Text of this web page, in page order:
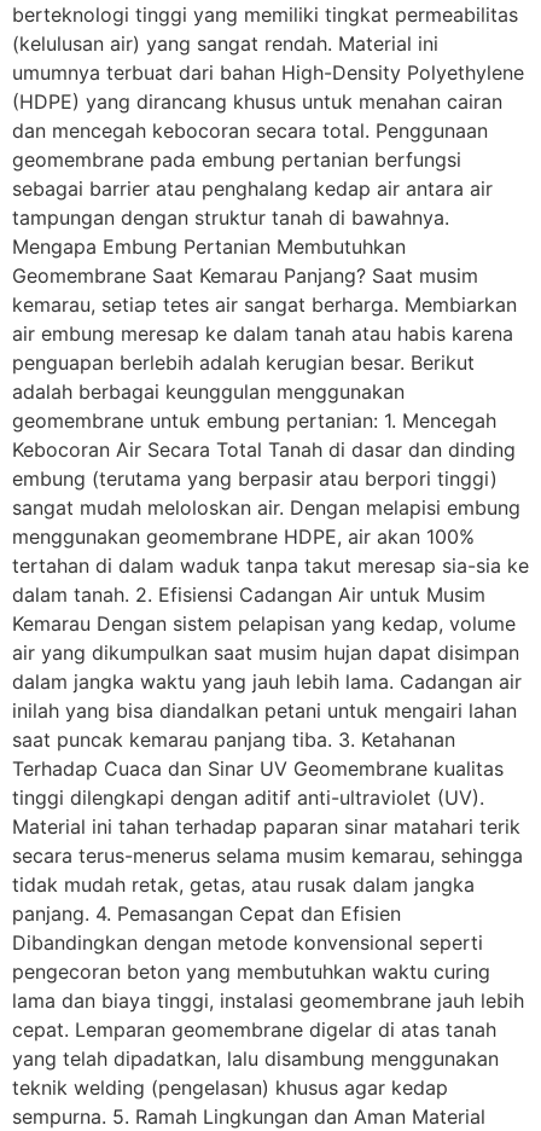
berteknologi tinggi yang memiliki tingkat permeabilitas
(kelulusan air) yang sangat rendah. Material ini
umumnya terbuat dari bahan High-Density Polyethylene
(HDPE) yang dirancang khusus untuk menahan cairan
dan mencegah kebocoran secara total. Penggunaan
geomembrane pada embung pertanian berfungsi
sebagai barrier atau penghalang kedap air antara air
tampungan dengan struktur tanah di bawahnya.
Mengapa Embung Pertanian Membutuhkan
Geomembrane Saat Kemarau Panjang? Saat musim
kemarau, setiap tetes air sangat berharga. Membiarkan
air embung meresap ke dalam tanah atau habis karena
penguapan berlebih adalah kerugian besar. Berikut
adalah berbagai keunggulan menggunakan
geomembrane untuk embung pertanian: 1. Mencegah
Kebocoran Air Secara Total Tanah di dasar dan dinding
embung (terutama yang berpasir atau berpori tinggi)
sangat mudah meloloskan air. Dengan melapisi embung
menggunakan geomembrane HDPE, air akan 100%
tertahan di dalam waduk tanpa takut meresap sia-sia ke
dalam tanah. 2. Efisiensi Cadangan Air untuk Musim
Kemarau Dengan sistem pelapisan yang kedap, volume
air yang dikumpulkan saat musim hujan dapat disimpan
dalam jangka waktu yang jauh lebih lama. Cadangan air
inilah yang bisa diandalkan petani untuk mengairi lahan
saat puncak kemarau panjang tiba. 3. Ketahanan
Terhadap Cuaca dan Sinar UV Geomembrane kualitas
tinggi dilengkapi dengan aditif anti-ultraviolet (UV).
Material ini tahan terhadap paparan sinar matahari terik
secara terus-menerus selama musim kemarau, sehingga
tidak mudah retak, getas, atau rusak dalam jangka
panjang. 4. Pemasangan Cepat dan Efisien
Dibandingkan dengan metode konvensional seperti
pengecoran beton yang membutuhkan waktu curing
lama dan biaya tinggi, instalasi geomembrane jauh lebih
cepat. Lemparan geomembrane digelar di atas tanah
yang telah dipadatkan, lalu disambung menggunakan
teknik welding (pengelasan) khusus agar kedap
sempurna. 5. Ramah Lingkungan dan Aman Material